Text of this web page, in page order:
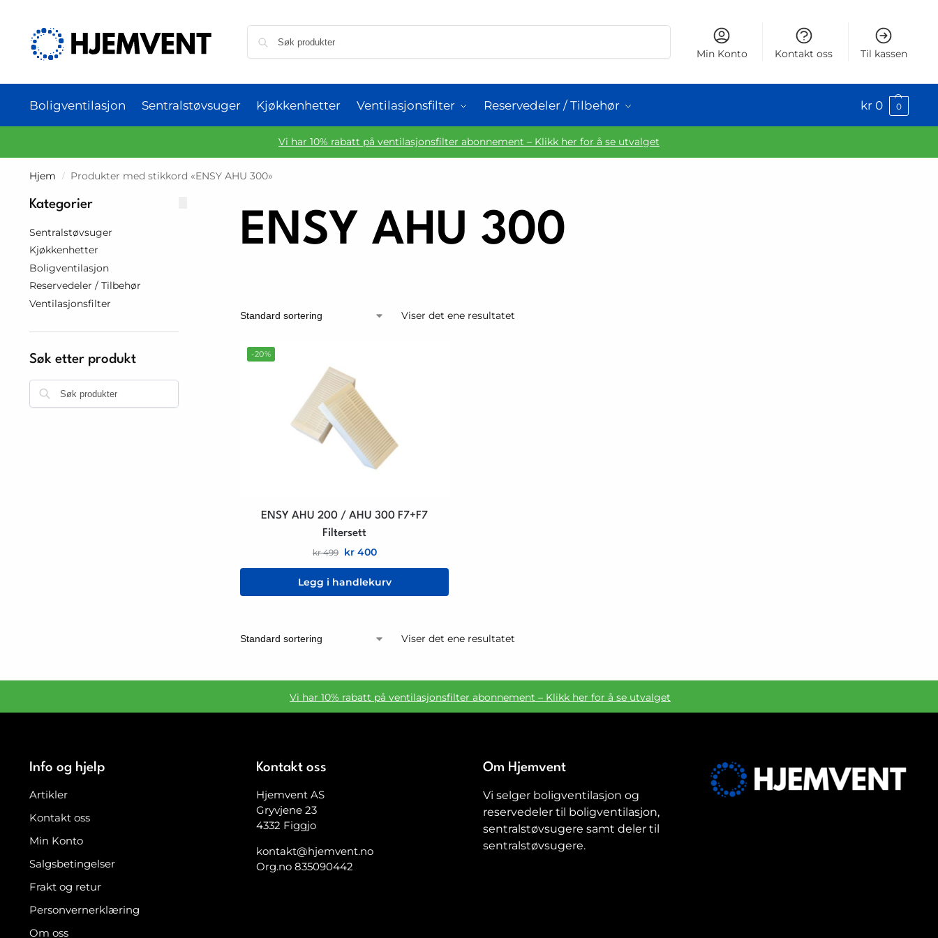
Min Konto Kontakt oss Til kassen
Boligventilasjon Sentralstøvsuger Kjøkkenhetter Ventilasjonsfilter Reservedeler / Tilbehør kr 0 0
Vi har 10% rabatt på ventilasjonsfilter abonnement – Klikk her for å se utvalget
Hjem / Produkter med stikkord «ENSY AHU 300»
ENSY AHU 300
Viser det ene resultatet
-20%
ENSY AHU 200 / AHU 300 F7+F7
Filtersett
kr499 kr400
Legg i handlekurv
Viser det ene resultatet
Kategorier
Sentralstøvsuger
Kjøkkenhetter
Boligventilasjon
Reservedeler / Tilbehør
Ventilasjonsfilter
Søk etter produkt
Vi har 10% rabatt på ventilasjonsfilter abonnement – Klikk her for å se utvalget
Info og hjelp
Artikler
Kontakt oss
Min Konto
Salgsbetingelser
Frakt og retur
Personvernerklæring
Om oss
Kontakt oss
Hjemvent AS
Gryvjene 23
4332 Figgjo
kontakt@hjemvent.no
Org.no 835090442
Om Hjemvent
Vi selger boligventilasjon og
reservedeler til boligventilasjon,
sentralstøvsugere samt deler til
sentralstøvsugere.